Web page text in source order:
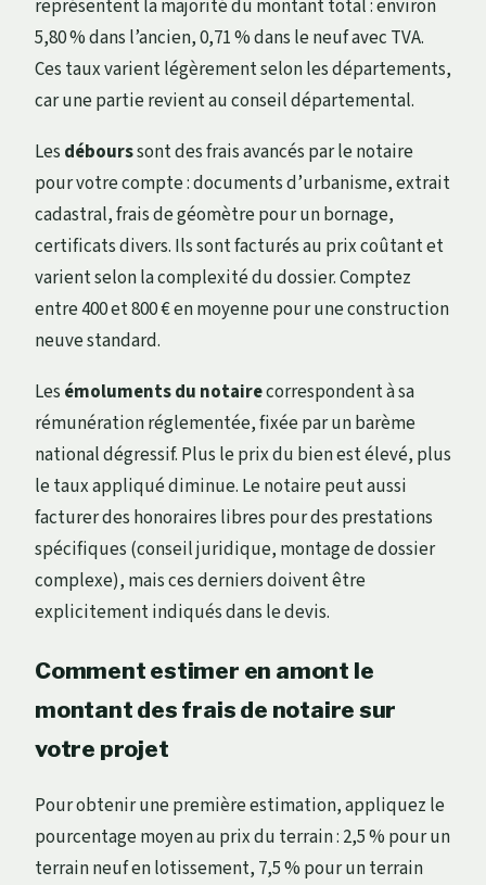
représentent la majorité du montant total : environ
5,80 % dans l’ancien, 0,71 % dans le neuf avec TVA.
Ces taux varient légèrement selon les départements,
car une partie revient au conseil départemental.
Les débourssont des frais avancés par le notaire
pour votre compte : documents d’urbanisme, extrait
cadastral, frais de géomètre pour un bornage,
certificats divers. Ils sont facturés au prix coûtant et
varient selon la complexité du dossier. Comptez
entre 400 et 800 € en moyenne pour une construction
neuve standard.
Les émoluments du notairecorrespondent à sa
rémunération réglementée, fixée par un barème
national dégressif. Plus le prix du bien est élevé, plus
le taux appliqué diminue. Le notaire peut aussi
facturer des honoraires libres pour des prestations
spécifiques (conseil juridique, montage de dossier
complexe), mais ces derniers doivent être
explicitement indiqués dans le devis.
Comment estimer en amont le
montant des frais de notaire sur
votre projet
Pour obtenir une première estimation, appliquez le
pourcentage moyen au prix du terrain : 2,5 % pour un
terrain neuf en lotissement, 7,5 % pour un terrain